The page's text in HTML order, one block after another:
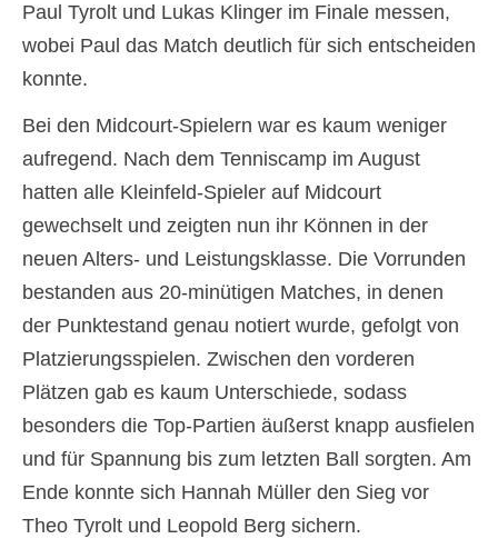
Paul Tyrolt und Lukas Klinger im Finale messen,
wobei Paul das Match deutlich für sich entscheiden
konnte.
Bei den Midcourt-Spielern war es kaum weniger
aufregend. Nach dem Tenniscamp im August
hatten alle Kleinfeld-Spieler auf Midcourt
gewechselt und zeigten nun ihr Können in der
neuen Alters- und Leistungsklasse. Die Vorrunden
bestanden aus 20-minütigen Matches, in denen
der Punktestand genau notiert wurde, gefolgt von
Platzierungsspielen. Zwischen den vorderen
Plätzen gab es kaum Unterschiede, sodass
besonders die Top-Partien äußerst knapp ausfielen
und für Spannung bis zum letzten Ball sorgten. Am
Ende konnte sich Hannah Müller den Sieg vor
Theo Tyrolt und Leopold Berg sichern.